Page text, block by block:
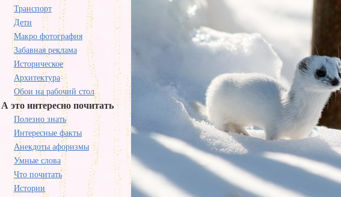
Транспорт
Дети
Макро фотография
Забавная реклама
Историческое
Архитектура
Обои на рабочий стол
А это интересно почитать
Полезно знать
Интересные факты
Анекдоты афоризмы
Умные слова
Что почитать
Истории